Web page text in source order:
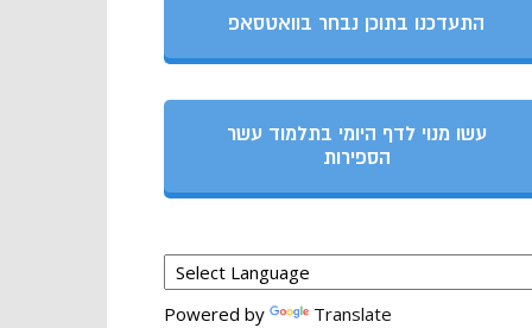
התעדכנו בתוכן נבחר בוואטסאפ
עשו מנוי לדף היומי בתלמוד עשר
הספירות
Powered by Translate